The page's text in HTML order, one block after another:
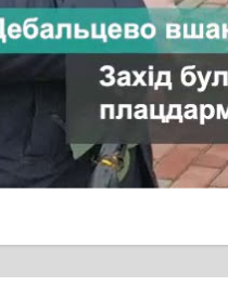
найвищого рівня